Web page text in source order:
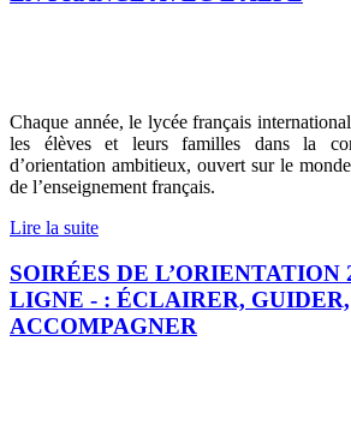
Chaque année, le lycée français
les élèves et leurs familles dans la
d’orientation ambitieux, ouvert sur le
de l’enseignement français.
Lire la suite
SOIRÉES DE L’ORIENTATION
LIGNE - : ÉCLAIRER, GUIDER,
ACCOMPAGNER